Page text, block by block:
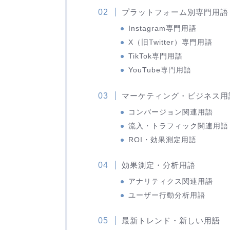
プラットフォーム別専門用語
Instagram専門用語
X（旧Twitter）専門用語
TikTok専門用語
YouTube専門用語
マーケティング・ビジネス用
コンバージョン関連用語
流入・トラフィック関連用語
ROI・効果測定用語
効果測定・分析用語
アナリティクス関連用語
ユーザー行動分析用語
最新トレンド・新しい用語